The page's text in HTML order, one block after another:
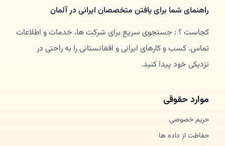
راهنمای شما برای یافتن متخصصان ایرانی در آلمان
کجاست ؟ : جستجوی سریع برای شرکت ها، خدمات و اطلاعات
تماس. کسب و کارهای ایرانی و افغانستانی را به راحتی در
نزدیکی خود پیدا کنید.
موارد حقوقی
حریم خصوصی
حفاظت از داده ها